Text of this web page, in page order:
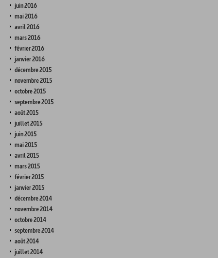
juin 2016
mai 2016
avril 2016
mars 2016
février 2016
janvier 2016
décembre 2015
novembre 2015
octobre 2015
septembre 2015
août 2015
juillet 2015
juin 2015
mai 2015
avril 2015
mars 2015
février 2015
janvier 2015
décembre 2014
novembre 2014
octobre 2014
septembre 2014
août 2014
juillet 2014